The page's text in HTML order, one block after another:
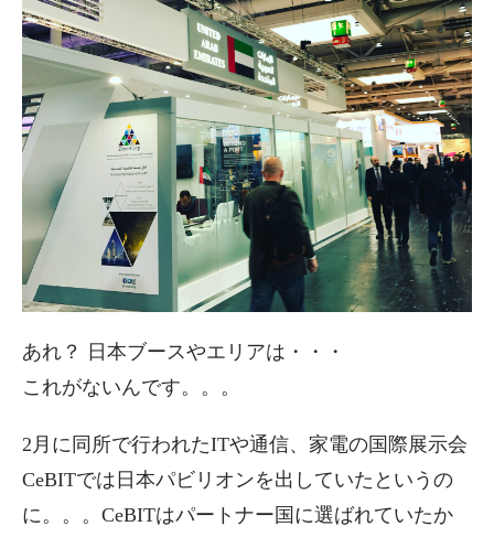
あれ？ 日本ブースやエリアは・・・
これがないんです。。。
2月に同所で行われたITや通信、家電の国際展示会
CeBITでは日本パビリオンを出していたというの
に。。。CeBITはパートナー国に選ばれていたか